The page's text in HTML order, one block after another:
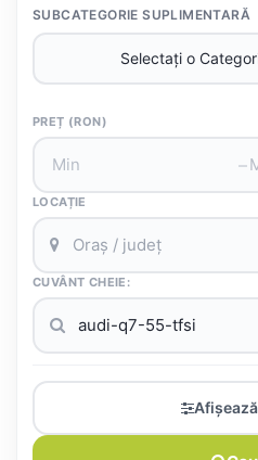
SUBCATEGORIE SUPLIMENTARĂ
PREȚ (RON)
–
LOCAȚIE
CUVÂNT CHEIE: